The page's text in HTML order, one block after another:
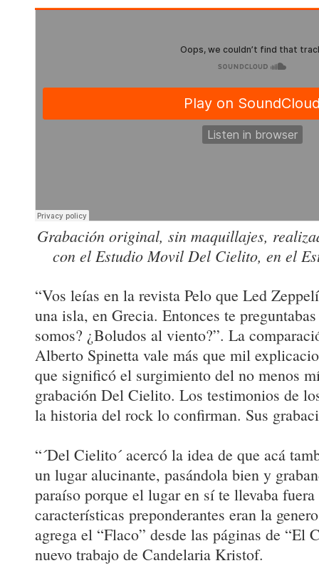
Grabación original, sin maquillajes,
con el Estudio Movil Del Cielito, en el
“Vos leías en la revista Pelo que Led
una isla, en Grecia. Entonces te
somos? ¿Boludos al viento?”. La
Alberto Spinetta vale más que mil
que significó el surgimiento del no menos
grabación Del Cielito. Los testimonios de
la historia del rock lo confirman. Sus
“´Del Cielito´ acercó la idea de que acá
un lugar alucinante, pasándola bien y
paraíso porque el lugar en sí te llevaba
características preponderantes eran la
agrega el “Flaco” desde las páginas de “El
nuevo trabajo de Candelaria Kristof.